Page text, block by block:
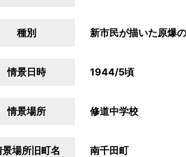
種別 新市民が描いた原爆
情景日時 1944/5頃
情景場所 修道中学校
景場所旧町名 南千田町